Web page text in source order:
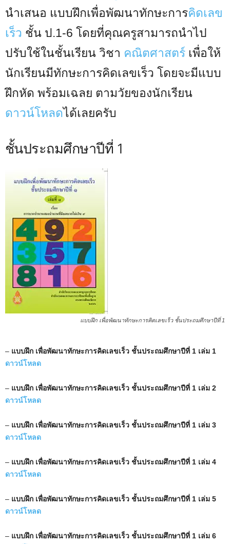
นำเสนอ แบบฝึกเพื่อพัฒนาทักษะการคิดเลข
เร็ว ชั้น ป.1-6 โดยที่คุณครูสามารถนำไป
ปรับใช้ในชั้นเรียน วิชา คณิตศาสตร์ เพื่อให้
นักเรียนมีทักษะการคิดเลขเร็ว โดยจะมีแบบ
ฝึกหัด พร้อมเฉลย ตามวัยของนักเรียน
ดาวน์โหลดได้เลยครับ
ชั้นประถมศึกษาปีที่ 1
แบบฝึก เพื่อพัฒนาทักษะการคิดเลขเร็ว ชั้นประถมศึกษาปีที่ 1
– แบบฝึก เพื่อพัฒนาทักษะการคิดเลขเร็ว ชั้นประถมศึกษาปีที่ 1 เล่ม 1
ดาวน์โหลด
– แบบฝึก เพื่อพัฒนาทักษะการคิดเลขเร็ว ชั้นประถมศึกษาปีที่ 1 เล่ม 2
ดาวน์โหลด
– แบบฝึก เพื่อพัฒนาทักษะการคิดเลขเร็ว ชั้นประถมศึกษาปีที่ 1 เล่ม 3
ดาวน์โหลด
– แบบฝึก เพื่อพัฒนาทักษะการคิดเลขเร็ว ชั้นประถมศึกษาปีที่ 1 เล่ม 4
ดาวน์โหลด
– แบบฝึก เพื่อพัฒนาทักษะการคิดเลขเร็ว ชั้นประถมศึกษาปีที่ 1 เล่ม 5
ดาวน์โหลด
– แบบฝึก เพื่อพัฒนาทักษะการคิดเลขเร็ว ชั้นประถมศึกษาปีที่ 1 เล่ม 6